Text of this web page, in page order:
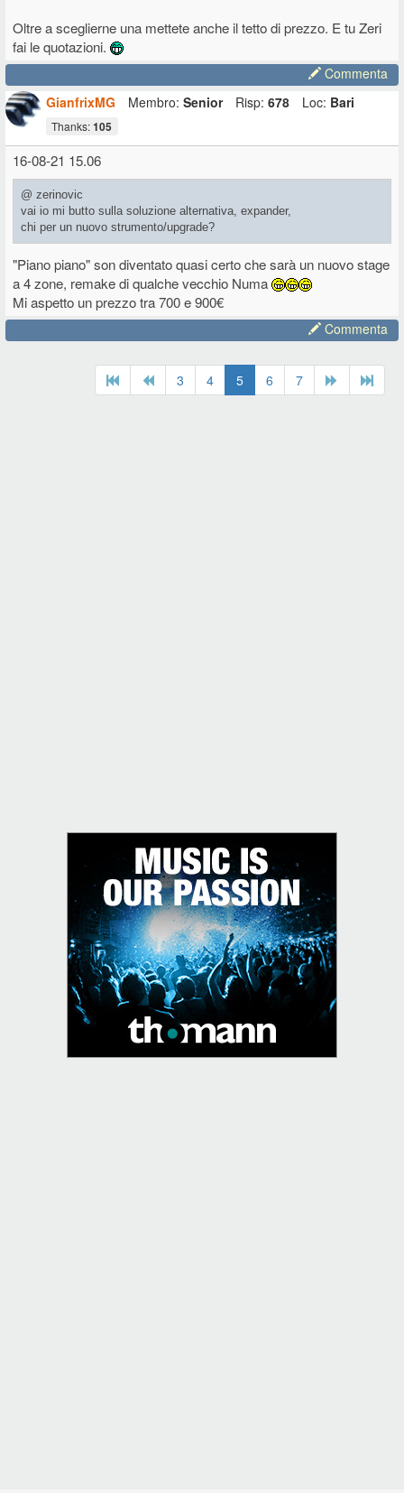
Oltre a sceglierne una mettete anche il tetto di prezzo. E tu Zeri
fai le quotazioni.
Commenta
GianfrixMG
Membro: Senior Risp: 678 Loc: Bari
Thanks:105
16-08-21 15.06
@ zerinovic
vai io mi butto sulla soluzione alternativa, expander,
chi per un nuovo strumento/upgrade?
"Piano piano" son diventato quasi certo che sarà un nuovo stage
a 4 zone, remake di qualche vecchio Numa
Mi aspetto un prezzo tra 700 e 900€
Commenta
3 4 5 6 7